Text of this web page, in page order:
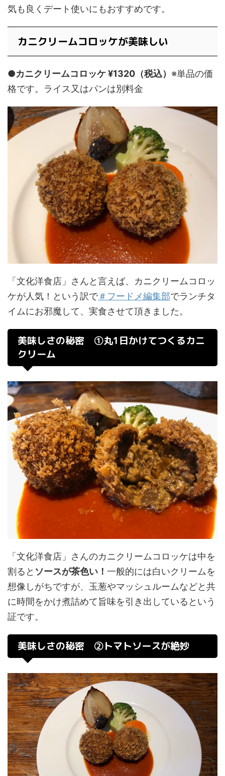
気も良くデート使いにもおすすめです。
カニクリームコロッケが美味しい
●カニクリームコロッケ ¥1320（税込） ※単品の価
格です。ライス又はパンは別料金
「文化洋食店」さんと言えば、カニクリームコロッ
ケが人気！という訳で＃フードメ編集部でランチタ
イムにお邪魔して、実食させて頂きました。
美味しさの秘密 ①丸1日かけてつくるカニ
クリーム
「文化洋食店」さんのカニクリームコロッケは中を
割ると ソースが茶色い！ 一般的には白いクリームを
想像しがちですが、玉葱やマッシュルームなどと共
に時間をかけ煮詰めて旨味を引き出しているという
証です。
美味しさの秘密 ②トマトソースが絶妙